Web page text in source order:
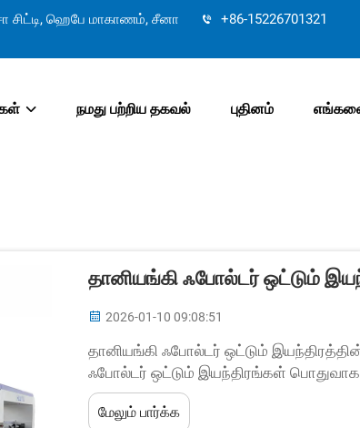
ஹெபே மாகாணம், சீனா
+86-15226701321
நமது பற்றிய தகவல் புதினம்
தானியங்கி ஃபோல்டர் ஒட்டும்
2026-01-10 09:08:51
தானியங்கி ஃபோல்டர் ஒட்டும்
ஃபோல்டர் ஒட்டும் இயந்திரங்கள்
இருக்கும். ஆனால் இது மாறாதது அல்ல.
மேலும் பார்க்க